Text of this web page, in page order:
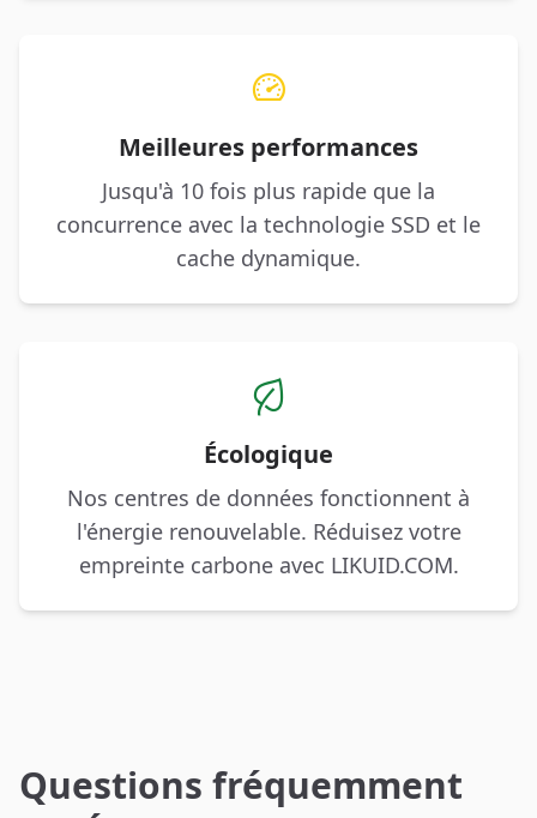
Meilleures performances
Jusqu'à 10 fois plus rapide que la
concurrence avec la technologie SSD et le
cache dynamique.
Écologique
Nos centres de données fonctionnent à
l'énergie renouvelable. Réduisez votre
empreinte carbone avec LIKUID.COM.
Questions fréquemment